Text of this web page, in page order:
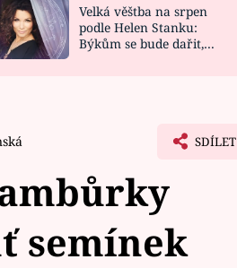
NOVINKY
VIDEORECEPTY
Velká věštba na srpen
podle Helen Stanku:
Býkům se bude dařit,
SDÍLET
semínek